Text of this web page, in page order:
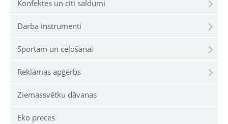
Konfektes un citi saldumi
Darba instrumenti
Sportam un ceļošanai
Reklāmas apģērbs
Ziemassvētku dāvanas
Eko preces